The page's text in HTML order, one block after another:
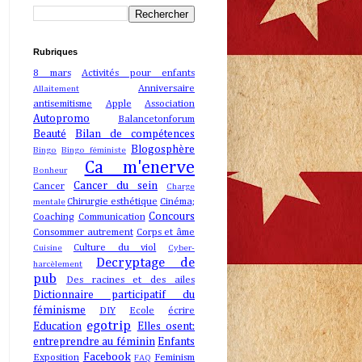
Rubriques
8 mars Activités pour enfants
Allaitement
Anniversaire
antisemitisme
Apple Association
Autopromo Balancetonforum
Beauté Bilan de compétences
Bingo Bingo féministe Blogosphère
Bonheur Ca m'enerve
Cancer Cancer du sein
Charge
mentaleChirurgie esthétique Cinéma;
Coaching Communication Concours
Consommer autrement Corps et âme
Cuisine Culture du viol
Cyber-
harcèlement
Decryptage de
pub
Des racines et des ailes
Dictionnaire participatif du
féminisme
DIY Ecole écrire
Education egotrip
Elles osent:
entreprendre au féminin Enfants
Exposition Facebook FAQ Feminism